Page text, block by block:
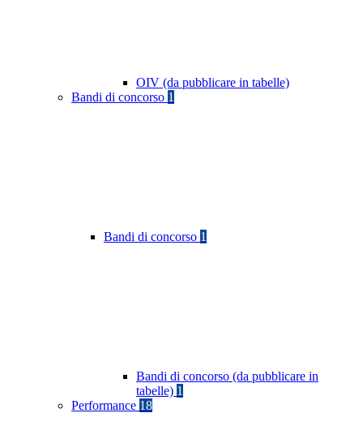
OIV (da pubblicare in tabelle)
Bandi di concorso 1
Bandi di concorso 1
Bandi di concorso (da pubblicare in
tabelle) 1
Performance 18